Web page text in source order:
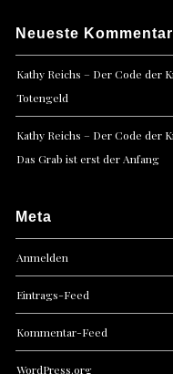
Neueste
Kathy Reichs – Der Code der
Totengeld
Kathy Reichs – Der Code der
Das Grab ist erst der Anfang
Meta
Anmelden
Eintrags-Feed
Kommentar-Feed
WordPress.org